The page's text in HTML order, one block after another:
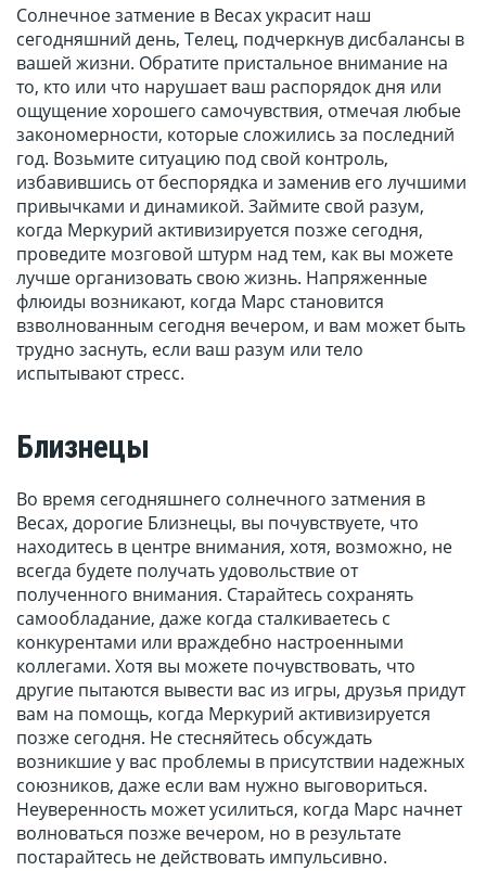
Солнечное затмение в Весах украсит наш
сегодняшний день, Телец, подчеркнув дисбалансы в
вашей жизни. Обратите пристальное внимание на
то, кто или что нарушает ваш распорядок дня или
ощущение хорошего самочувствия, отмечая любые
закономерности, которые сложились за последний
год. Возьмите ситуацию под свой контроль,
избавившись от беспорядка и заменив его лучшими
привычками и динамикой. Займите свой разум,
когда Меркурий активизируется позже сегодня,
проведите мозговой штурм над тем, как вы можете
лучше организовать свою жизнь. Напряженные
флюиды возникают, когда Марс становится
взволнованным сегодня вечером, и вам может быть
трудно заснуть, если ваш разум или тело
испытывают стресс.
Близнецы
Во время сегодняшнего солнечного затмения в
Весах, дорогие Близнецы, вы почувствуете, что
находитесь в центре внимания, хотя, возможно, не
всегда будете получать удовольствие от
полученного внимания. Старайтесь сохранять
самообладание, даже когда сталкиваетесь с
конкурентами или враждебно настроенными
коллегами. Хотя вы можете почувствовать, что
другие пытаются вывести вас из игры, друзья придут
вам на помощь, когда Меркурий активизируется
позже сегодня. Не стесняйтесь обсуждать
возникшие у вас проблемы в присутствии надежных
союзников, даже если вам нужно выговориться.
Неуверенность может усилиться, когда Марс начнет
волноваться позже вечером, но в результате
постарайтесь не действовать импульсивно.